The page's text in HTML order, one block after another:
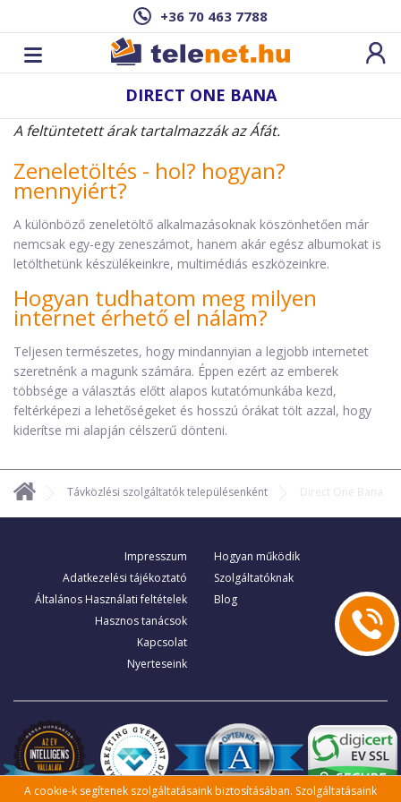
+36 70 463 7788
DIRECT ONE BANA
A feltüntetett árak tartalmazzák az Áfát.
Zeneletöltés - hol? hogyan?
mennyiért?
A különböző zeneletöltő alkalmazásoknak köszönhetően már
nemcsak egy-egy zeneszámot, hanem akár egész albumokat is
letölthetünk készülékeinkre, multimédiás eszközeinkre.
Hogyan tudhatom meg milyen
internet érhető el nálam?
Teljesen természetes, hogy mindannyian a legjobb internetet
szeretnénk a magunk számára. Éppen ezért az emberek
többsége a választás előtt alapos kutatómunkába kezd,
feltérképezi a lehetőségeket és hosszú órákat tölt azzal, hogy
kiderítse mi alapján célszerű dönteni.
Távközlési szolgáltatók településenként Direct One Bana
Impresszum
Adatkezelési tájékoztató
Általános Használati feltételek
Hasznos tanácsok
Kapcsolat
Nyerteseink
Hogyan működik
Szolgáltatóknak
Blog
A cookie-k segítenek szolgáltatásaink biztosításában. Szolgáltatásaink